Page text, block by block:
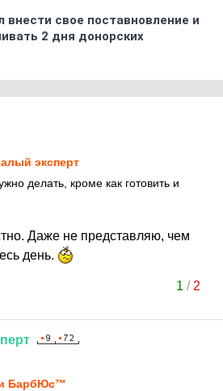
внести свое поставновление и
2 дня донорских
эксперт
делать, кроме как готовить и
Даже не представляю, чем
день.
1 / 2
БарбЮс™